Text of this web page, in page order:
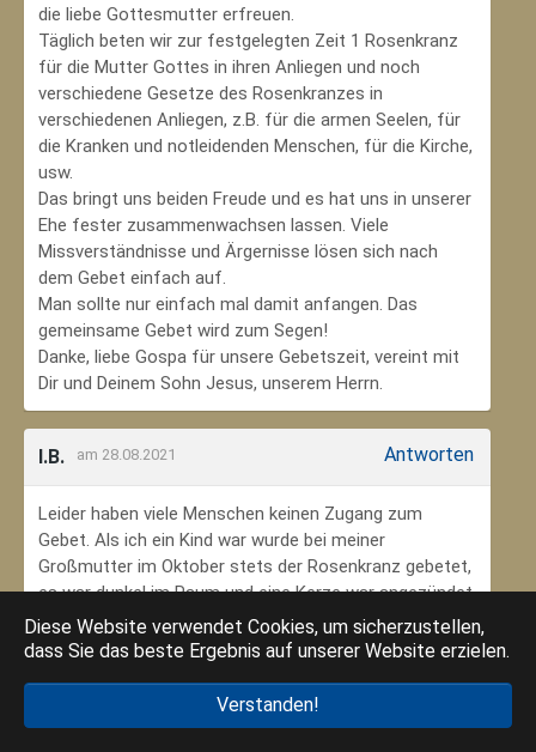
Diese Website verwendet Cookies, um sicherzustellen,
dass Sie das beste Ergebnis auf unserer Website erzielen.
Verstanden!
die liebe Gottesmutter erfreuen.
Täglich beten wir zur festgelegten Zeit 1 Rosenkranz
für die Mutter Gottes in ihren Anliegen und noch
verschiedene Gesetze des Rosenkranzes in
verschiedenen Anliegen, z.B. für die armen Seelen, für
die Kranken und notleidenden Menschen, für die Kirche,
usw.
Das bringt uns beiden Freude und es hat uns in unserer
Ehe fester zusammenwachsen lassen. Viele
Missverständnisse und Ärgernisse lösen sich nach
dem Gebet einfach auf.
Man sollte nur einfach mal damit anfangen. Das
gemeinsame Gebet wird zum Segen!
Danke, liebe Gospa für unsere Gebetszeit, vereint mit
Dir und Deinem Sohn Jesus, unserem Herrn.
I.B. am 28.08.2021 Antworten
Leider haben viele Menschen keinen Zugang zum
Gebet. Als ich ein Kind war wurde bei meiner
Großmutter im Oktober stets der Rosenkranz gebetet,
es war dunkel im Raum und eine Kerze war angezündet.
Ich habe mich ungeheuer geborgen gefühlt. Das weiß
ich jetzt im Alter sehr zu schätzen. Danke an meine
Danke an die Gottesmutter Maria, dass ich beten kann.